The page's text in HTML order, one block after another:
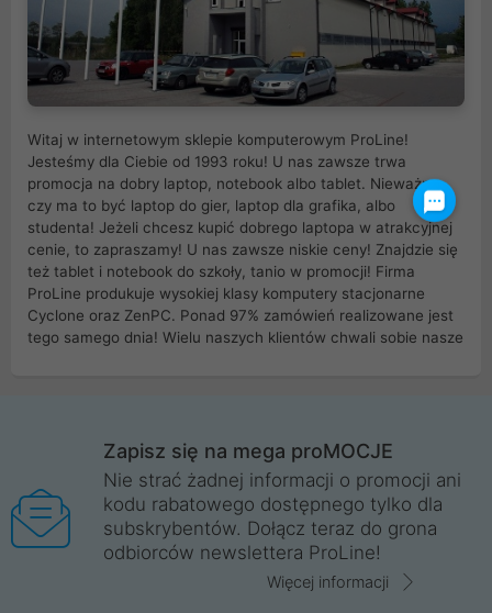
Witaj w internetowym sklepie komputerowym ProLine!
Jesteśmy dla Ciebie od 1993 roku! U nas zawsze trwa
promocja na dobry laptop, notebook albo tablet. Nieważne
czy ma to być laptop do gier, laptop dla grafika, albo
studenta! Jeżeli chcesz kupić dobrego laptopa w atrakcyjnej
cenie, to zapraszamy! U nas zawsze niskie ceny! Znajdzie się
też tablet i notebook do szkoły, tanio w promocji! Firma
ProLine produkuje wysokiej klasy komputery stacjonarne
Cyclone oraz ZenPC. Ponad 97% zamówień realizowane jest
tego samego dnia! Wielu naszych klientów chwali sobie nasze
Wrocław, Poznań, Legnica, Katowice, Gliwice, Kalisz, Bytom,
Trzebnica, Opole. Szybka i profesjonalna obsługa!
ProLine to polska firma ze 100% polskim kapitałem. Działamy
legalnie i płacimy podatki w naszym kraju! Posiadamy siedzibę
główną w Mirkowie oraz salony na terenie kraju. Cała
komunikacja ze sklepem komputerowym ProLine jest
Zapisz się na mega proMOCJE
Nie strać żadnej informacji o promocji ani
kodu rabatowego dostępnego tylko dla
subskrybentów. Dołącz teraz do grona
odbiorców newslettera ProLine!
Więcej informacji